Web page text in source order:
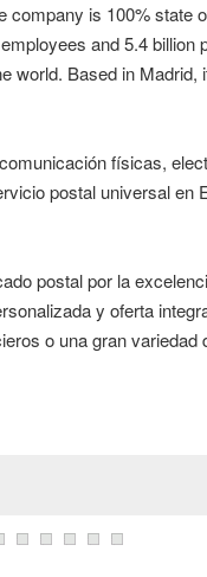
is 100% state
and 5.4 billion
world. Based in Madrid,
físicas,
postal universal en
postal por la
y oferta
o una gran